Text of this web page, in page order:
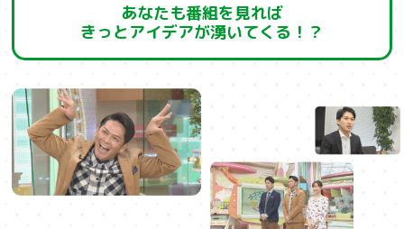
あなたも番組を見れば
きっとアイデアが湧いてくる！？